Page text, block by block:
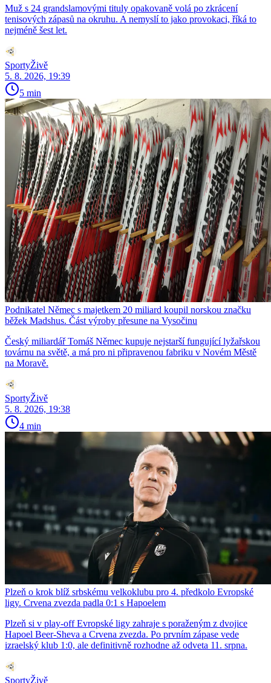
Muž s 24 grandslamovými tituly opakovaně volá po zkrácení
tenisových zápasů na okruhu. A nemyslí to jako provokaci, říká to
nejméně šest let.
SportyŽivě
5. 8. 2026, 19:39
5 min
Podnikatel Němec s majetkem 20 miliard koupil norskou značku
běžek Madshus. Část výroby přesune na Vysočinu
Český miliardář Tomáš Němec kupuje nejstarší fungující lyžařskou
továrnu na světě, a má pro ni připravenou fabriku v Novém Městě
na Moravě.
SportyŽivě
5. 8. 2026, 19:38
4 min
Plzeň o krok blíž srbskému velkoklubu pro 4. předkolo Evropské
ligy. Crvena zvezda padla 0:1 s Hapoelem
Plzeň si v play-off Evropské ligy zahraje s poraženým z dvojice
Hapoel Beer-Sheva a Crvena zvezda. Po prvním zápase vede
izraelský klub 1:0, ale definitivně rozhodne až odveta 11. srpna.
SportyŽivě